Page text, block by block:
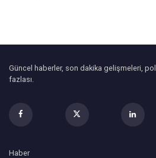
Güncel haberler, son dakika gelişmeleri,
fazlası.
Haber